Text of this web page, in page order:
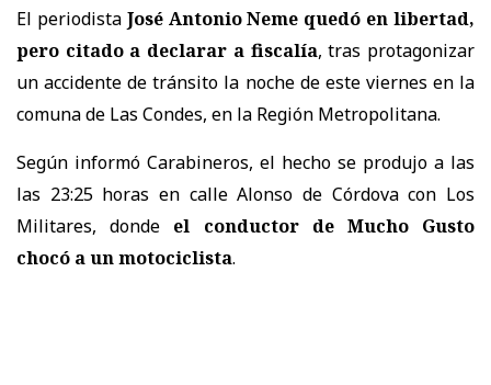
El periodista José Antonio Neme quedó en libertad,
pero citado a declarar a fiscalía, tras protagonizar
un accidente de tránsito la noche de este viernes en la
comuna de Las Condes, en la Región Metropolitana.
Según informó Carabineros, el hecho se produjo a las
las 23:25 horas en calle Alonso de Córdova con Los
Militares, donde el conductor de Mucho Gusto
chocó a un motociclista.